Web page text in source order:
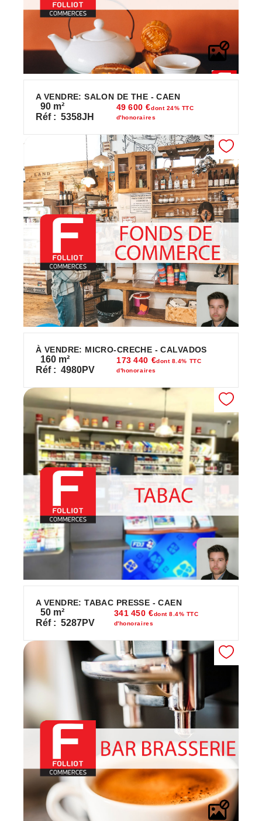
A VENDRE: SALON DE THE - CAEN
90 m²
Réf : 5358JH
49 600 €dont 24% TTC
d'honoraires
À VENDRE: MICRO-CRECHE - CALVADOS
160 m²
Réf : 4980PV
173 440 €dont 8.4% TTC
d'honoraires
A VENDRE: TABAC PRESSE - CAEN
50 m²
Réf : 5287PV
341 450 €dont 8.4% TTC
d'honoraires